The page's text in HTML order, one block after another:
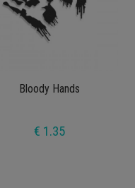
Bloody Hands
€ 1.35